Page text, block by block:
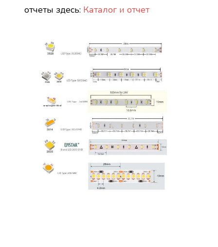
отчеты здесь: Каталог и отчет